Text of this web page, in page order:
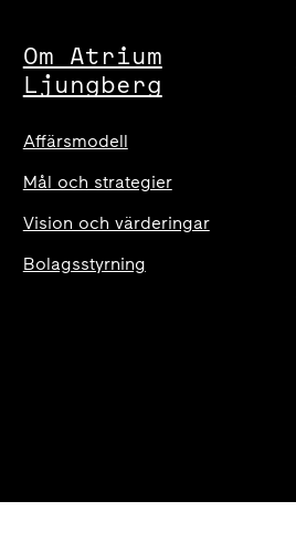
Om Atrium
Ljungberg
Affärsmodell
Mål och strategier
Vision och värderingar
Bolagsstyrning